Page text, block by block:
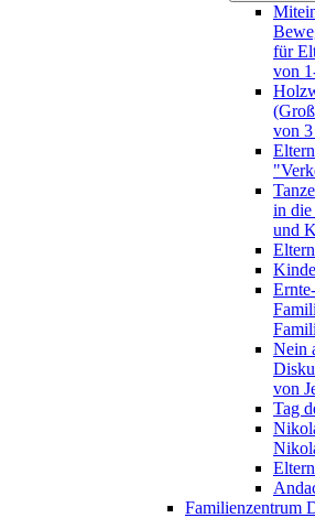
für
von
von 3
in die
und
Nein
von
Tag
Familienzentrum